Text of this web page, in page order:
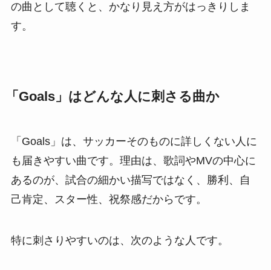
の曲として聴くと、かなり見え方がはっきりしま
す。
「Goals」はどんな人に刺さる曲か
「Goals」は、サッカーそのものに詳しくない人に
も届きやすい曲です。理由は、歌詞やMVの中心に
あるのが、試合の細かい描写ではなく、勝利、自
己肯定、スター性、祝祭感だからです。
特に刺さりやすいのは、次のような人です。